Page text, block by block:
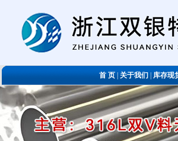
首 页关于我们库存现